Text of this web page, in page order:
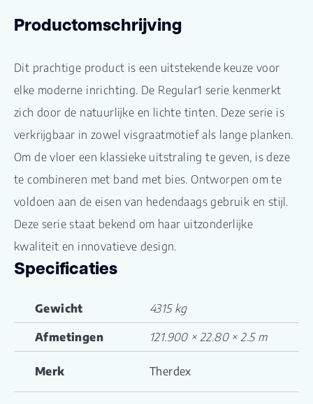
Productomschrijving
Dit prachtige product is een uitstekende keuze voor
elke moderne inrichting. De Regular1 serie kenmerkt
zich door de natuurlijke en lichte tinten. Deze serie is
verkrijgbaar in zowel visgraatmotief als lange planken.
Om de vloer een klassieke uitstraling te geven, is deze
te combineren met band met bies. Ontworpen om te
voldoen aan de eisen van hedendaags gebruik en stijl.
Deze serie staat bekend om haar uitzonderlijke
kwaliteit en innovatieve design.
Specificaties
Gewicht 4315 kg
Afmetingen 121.900 × 22.80 × 2.5 m
Merk Therdex